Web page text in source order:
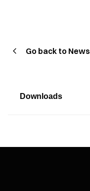
Go back to News
Downloads